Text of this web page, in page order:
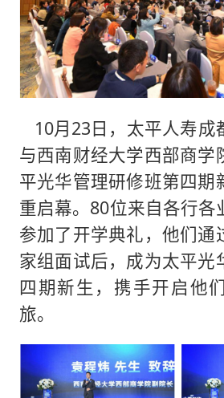
10月23日，太平人寿成
与西南财经大学西部商学
平光华管理研修班第四期
重启幕。80位来自各行各
参加了开学典礼，他们通
家组面试后，成为太平光
四期新生，携手开启他
旅。